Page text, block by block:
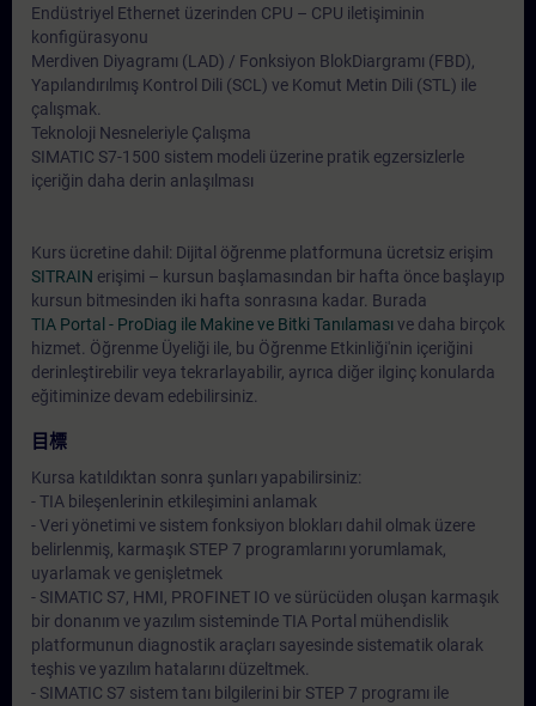
Endüstriyel Ethernet üzerinden CPU – CPU iletişiminin
konfigürasyonu
Merdiven Diyagramı (LAD) / Fonksiyon BlokDiargramı (FBD),
Yapılandırılmış Kontrol Dili (SCL) ve Komut Metin Dili (STL) ile
çalışmak.
Teknoloji Nesneleriyle Çalışma
SIMATIC S7-1500 sistem modeli üzerine pratik egzersizlerle
içeriğin daha derin anlaşılması
Kurs ücretine dahil: Dijital öğrenme platformuna ücretsiz erişim
SITRAIN erişimi – kursun başlamasından bir hafta önce başlayıp
kursun bitmesinden iki hafta sonrasına kadar. Burada
TIA Portal - ProDiag ile Makine ve Bitki Tanılamasıve daha birçok
hizmet. Öğrenme Üyeliği ile, bu Öğrenme Etkinliği'nin içeriğini
derinleştirebilir veya tekrarlayabilir, ayrıca diğer ilginç konularda
eğitiminize devam edebilirsiniz.
目標
Kursa katıldıktan sonra şunları yapabilirsiniz:
- TIA bileşenlerinin etkileşimini anlamak
- Veri yönetimi ve sistem fonksiyon blokları dahil olmak üzere
belirlenmiş, karmaşık STEP 7 programlarını yorumlamak,
uyarlamak ve genişletmek
- SIMATIC S7, HMI, PROFINET IO ve sürücüden oluşan karmaşık
bir donanım ve yazılım sisteminde TIA Portal mühendislik
platformunun diagnostik araçları sayesinde sistematik olarak
teşhis ve yazılım hatalarını düzeltmek.
- SIMATIC S7 sistem tanı bilgilerini bir STEP 7 programı ile